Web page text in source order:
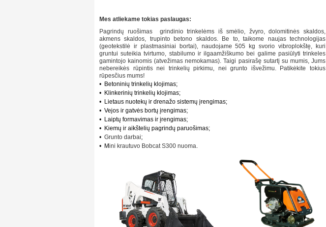
Mes atliekame tokias paslaugas:
Pagrindų ruošimas grindinio trinkelėms iš smėlio, žvyro, dolomitinės skaldos,
akmens skaldos, trupinto betono skaldos. Be to, taikome naujas technologijas
(geotekstilė ir plastmasiniai bortai), naudojame 505 kg svorio vibroplokštę, kuri
gruntui suteikia tvirtumo, stabilumo ir ilgaamžiškumo bei galime pasiūlyti trinkeles
gamintojo kainomis (atvežimas nemokamas). Taigi pasirašę sutartį su mumis, Jums
nebereikės rūpintis nei trinkelių pirkimu, nei grunto išvežimu. Patikėkite tokius
rūpesčius mums!
• Betoninių trinkelių klojimas;
• Klinkerinių trinkelių klojimas;
• Lietaus nuotekų ir drenažo sistemų įrengimas;
• Vejos ir gatvės bortų įrengimas;
• Laiptų formavimas ir įrengimas;
• Kiemų ir aikštelių pagrindų paruošimas;
• Grunto darbai;
• Mini krautuvo Bobcat S300 nuoma.